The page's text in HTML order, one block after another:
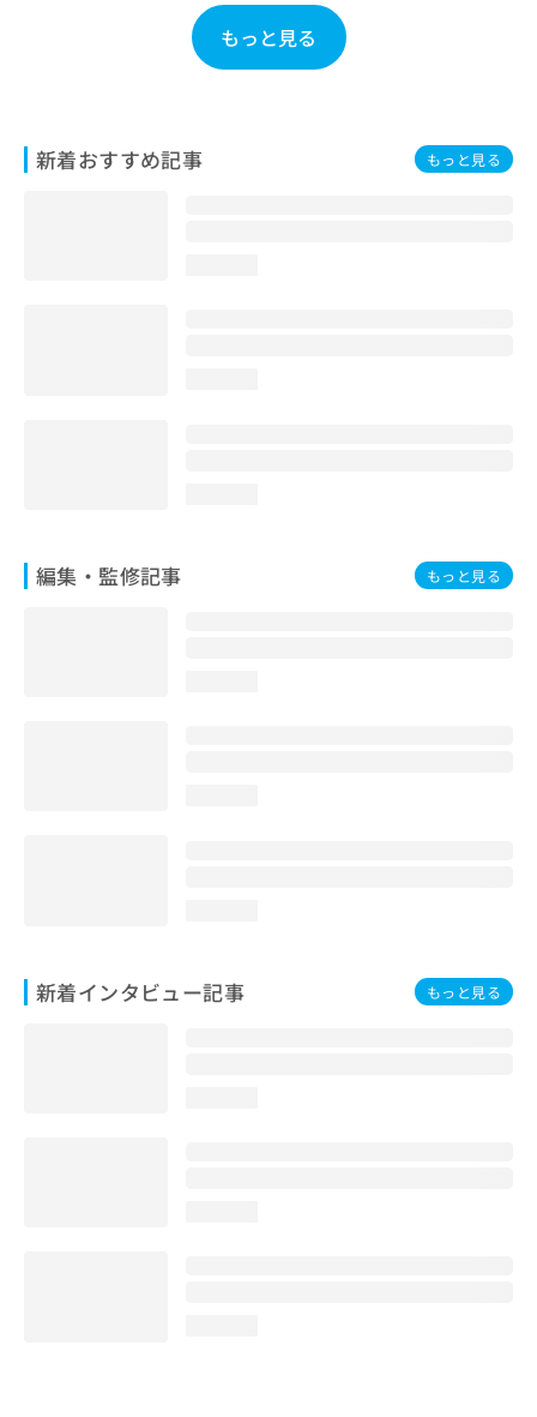
もっと見る
新着おすすめ記事 もっと見る
編集・監修記事 もっと見る
新着インタビュー記事 もっと見る
は